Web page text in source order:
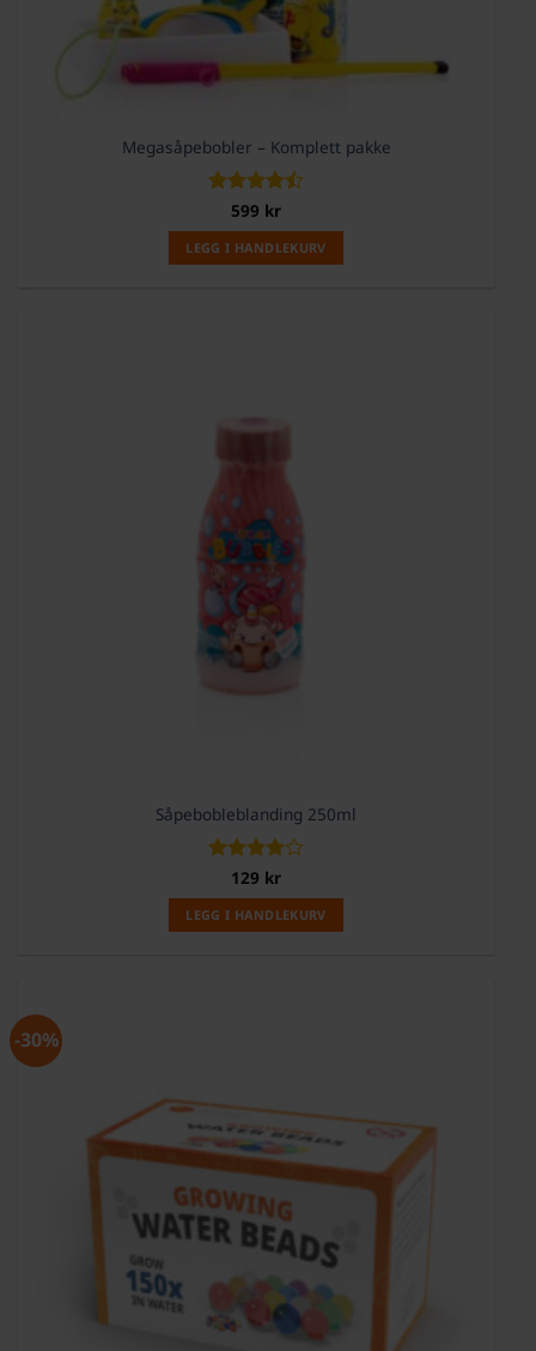
Megasåpebobler – Komplett pakke
Vurdert
4.5av 5
599 kr
LEGG I HANDLEKURV
Såpebobleblanding 250ml
Vurdert4
av 5
129 kr
LEGG I HANDLEKURV
-30%